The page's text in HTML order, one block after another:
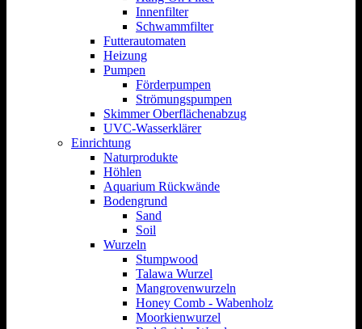
Innenfilter
Schwammfilter
Futterautomaten
Heizung
Pumpen
Förderpumpen
Strömungspumpen
Skimmer Oberflächenabzug
UVC-Wasserklärer
Einrichtung
Naturprodukte
Höhlen
Aquarium Rückwände
Bodengrund
Sand
Soil
Wurzeln
Stumpwood
Talawa Wurzel
Mangrovenwurzeln
Honey Comb - Wabenholz
Moorkienwurzel